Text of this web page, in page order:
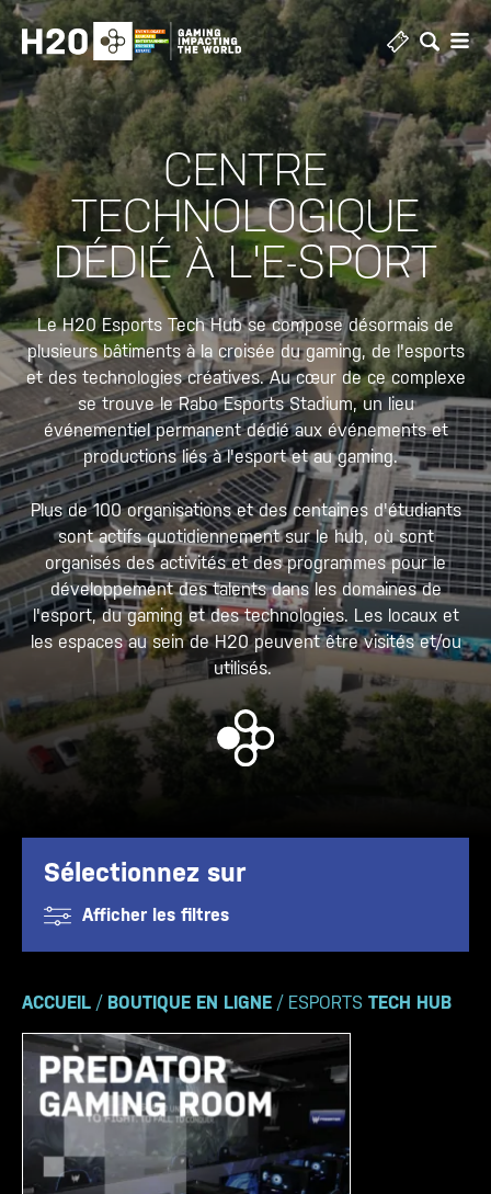
Skip
to
content
CENTRE
TECHNOLOGIQUE
DÉDIÉ À L'E-SPORT
Le H20 Esports Tech Hub se compose désormais de
plusieurs bâtiments à la croisée du gaming, de l'esports
et des technologies créatives. Au cœur de ce complexe
se trouve leRabo Esports Stadium, un lieu
événementiel permanent dédié aux événements et
productions liés à l'esport et au gaming.
Plus de 100 organisations et des centaines d'étudiants
sont actifs quotidiennement sur le hub, où sont
organisés des activités et des programmes pour le
développement des talents dans les domaines de
l'esport, du gaming et des technologies. Les locaux et
les espaces au sein de H20 peuvent être visités et/ou
utilisés.
Sélectionnez sur
Afficher les filtres
ACCUEIL / BOUTIQUE EN LIGNE / ESPORTS TECH HUB